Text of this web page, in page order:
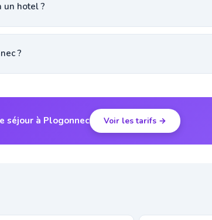
un hotel ?
?
séjour à Plogonnec Voir les tarifs →